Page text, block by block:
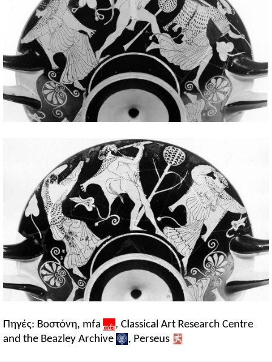
Πηγές: Βοστόνη, mfa
, Classical Art Research Centre
and the Beazley Archive
, Perseus